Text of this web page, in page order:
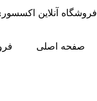
فروشگاه آنلاین
صفحه اصلی